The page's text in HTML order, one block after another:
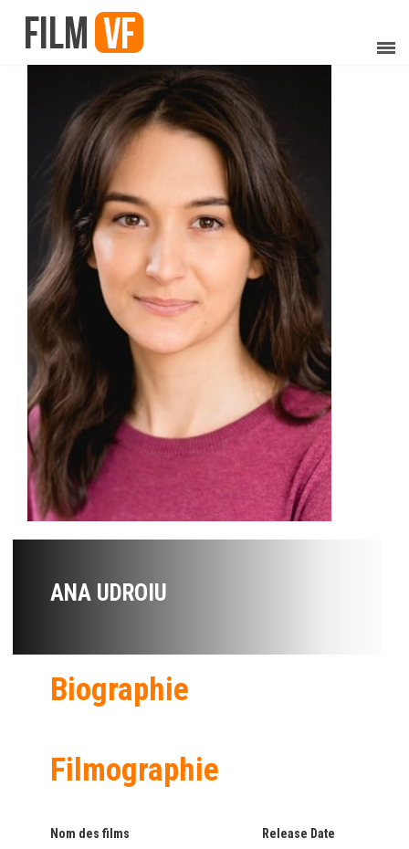
ANA UDROIU
Biographie
Filmographie
Nom des films Release Date